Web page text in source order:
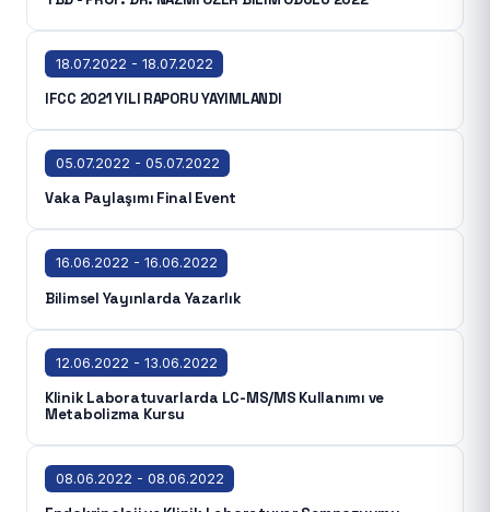
18.07.2022 - 18.07.2022
IFCC 2021 YILI RAPORU YAYIMLANDI
05.07.2022 - 05.07.2022
Vaka Paylaşımı Final Event
16.06.2022 - 16.06.2022
Bilimsel Yayınlarda Yazarlık
12.06.2022 - 13.06.2022
Klinik Laboratuvarlarda LC-MS/MS Kullanımı ve
Metabolizma Kursu
08.06.2022 - 08.06.2022